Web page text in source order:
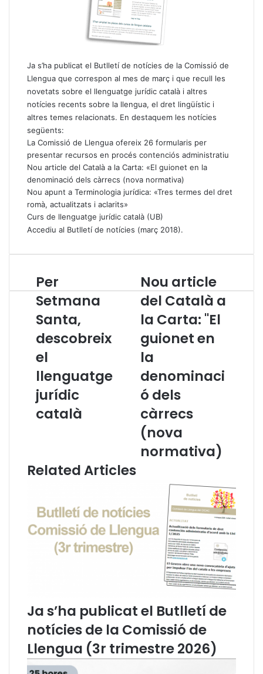
Ja s’ha publicat el Butlletí de notícies de la Comissió de
Llengua que correspon al mes de març i que recull les
novetats sobre el llenguatge jurídic català i altres
notícies recents sobre la llengua, el dret lingüístic i
altres temes relacionats. En destaquem les notícies
següents:
La Comissió de Llengua ofereix 26 formularis per
presentar recursos en procés contenciós administratiu
Nou article del Català a la Carta: «El guionet en la
denominació dels càrrecs (nova normativa)
Nou apunt a Terminologia jurídica: «Tres termes del dret
romà, actualitzats i aclarits»
Curs de llenguatge jurídic català (UB)
Accediu al Butlletí de notícies (març 2018).
P
e
r
S
t
m
a
a
S
a
d
c
o
b
l
e
n
Per
Setmana
Santa,
descobreix
el
llenguatge
jurídic
català
N
o
u
a
t
i
c
l
e
d
e
C
a
a
l
a
:
E
l
g
Nou article
del Català a
la Carta: "El
guionet en
la
denominaci
ó dels
càrrecs
(nova
normativa)
Related Articles
Ja s’ha publicat el Butlletí de
notícies de la Comissió de
Llengua (3r trimestre 2026)